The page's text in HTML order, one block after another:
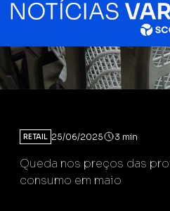
RETAIL 25/06/2025 3 min
Queda nos preços das
consumo em maio